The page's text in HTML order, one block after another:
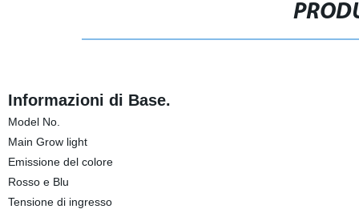
Informazioni di Base.
Model No.
Main Grow light
Emissione del colore
Rosso e Blu
Tensione di ingresso